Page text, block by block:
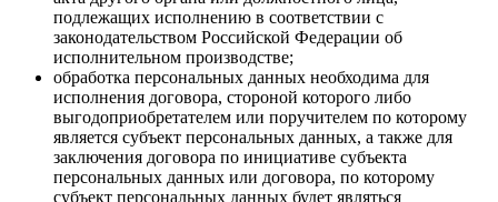
подлежащих исполнению в соответствии с
законодательством Российской Федерации об
исполнительном производстве;
обработка персональных данных необходима для
исполнения договора, стороной которого либо
выгодоприобретателем или поручителем по которому
является субъект персональных данных, а также для
заключения договора по инициативе субъекта
персональных данных или договора, по которому
субъект персональных данных будет являться